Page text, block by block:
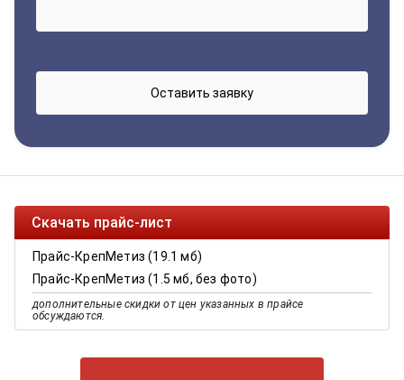
Скачать прайс-лист
Прайс-КрепМетиз (19.1 мб)
Прайс-КрепМетиз (1.5 мб, без фото)
дополнительные скидки от цен указанных в прайсе
обсуждаются.